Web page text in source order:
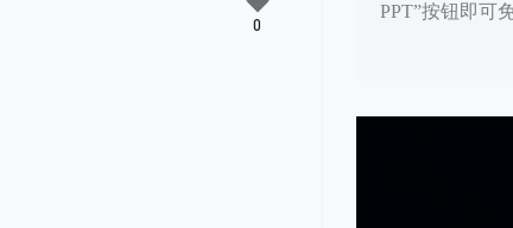
PPT”按钮即可
0